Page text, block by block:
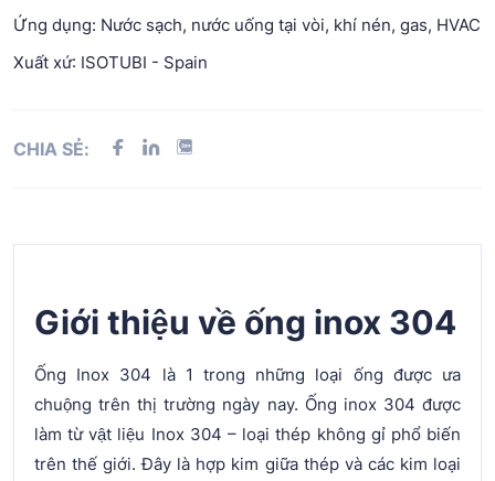
Ứng dụng: Nước sạch, nước uống tại vòi, khí nén, gas, HVAC
Xuất xứ: ISOTUBI - Spain
CHIA SẺ:
Giới thiệu về ống inox 304
Ống Inox 304 là 1 trong những loại ống được ưa
chuộng trên thị trường ngày nay. Ống inox 304 được
làm từ vật liệu Inox 304 – loại thép không gỉ phổ biến
trên thế giới. Đây là hợp kim giữa thép và các kim loại